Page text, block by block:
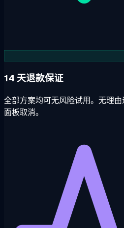
14 天退款保证
全部方案均可无风险试用。无理
面板取消。